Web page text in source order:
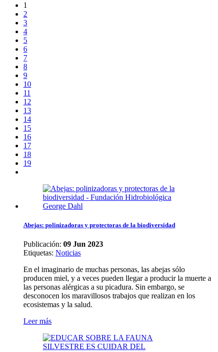
1
2
3
4
5
6
7
8
9
10
11
12
13
14
15
16
17
18
19
Abejas: polinizadoras y protectoras de la biodiversidad
Publicación: 09 Jun 2023
Etiquetas: Noticias
En el imaginario de muchas personas, las abejas sólo
producen miel, y a veces pueden llegar a producir la muerte a
las personas alérgicas a su picadura. Sin embargo, se
desconocen los maravillosos trabajos que realizan en los
ecosistemas y la salud.
Leer más